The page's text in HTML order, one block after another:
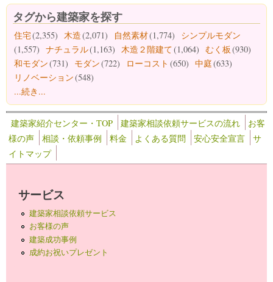
タグから建築家を探す
住宅(2,355) 木造(2,071) 自然素材(1,774)
シンプルモダン
(1,557) ナチュラル(1,163) 木造２階建て(1,064) むく板 (930)
和モダン(731) モダン(722) ローコスト (650) 中庭(633)
リノベーション(548)
...続き...
建築家紹介センター・TOP 建築家相談依頼サービスの流れ
お客
様の声
相談・依頼事例 料金 よくある質問 安心安全宣言
サ
イトマップ
サービス
建築家相談依頼サービス
お客様の声
建築成功事例
成約お祝いプレゼント